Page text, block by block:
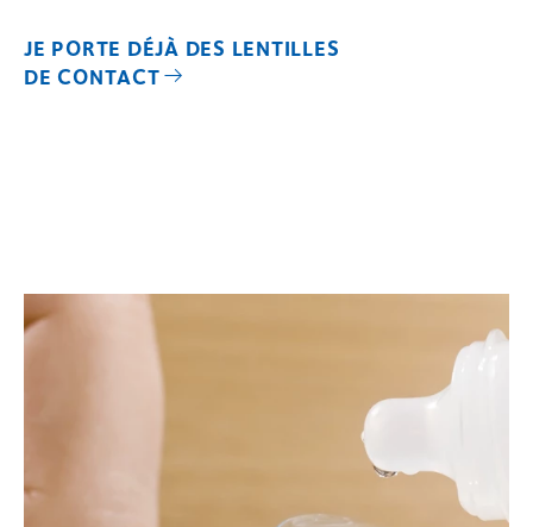
JE PORTE DÉJÀ DES LENTILLES
DE CONTACT